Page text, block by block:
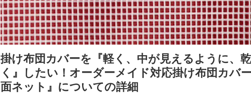
掛け布団カバーを『軽く、中が見えるように、
く』したい！オーダーメイド対応掛け布団カバ
面ネット』についての詳細